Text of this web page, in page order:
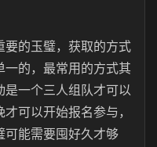
要的玉璧，获取的方式
的，最常用的方式其
一个三人组队才可以
可以开始报名参与，
可能需要囤好久才够